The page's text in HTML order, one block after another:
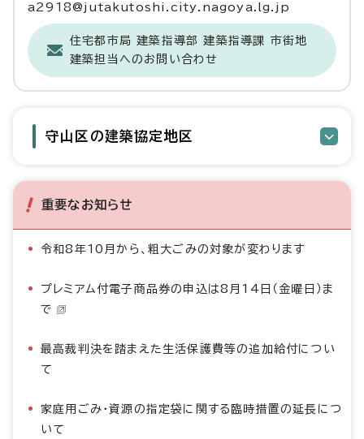
a2918@jutakutoshi.city.nagoya.lg.jp
住宅都市局 建築指導部 建築指導課 市街地
建築担当へのお問い合わせ
守山区の建築協定地区
重要なお知らせ
令和8年10月から、粗大ごみの対象が変わります
プレミアム付電子商品券の申込は8月14日（金曜日）ま
で
最高裁判決を踏まえた生活保護費等の追加給付につい
て
家庭用ごみ・資源の指定袋に関する臨時措置の延長につ
いて